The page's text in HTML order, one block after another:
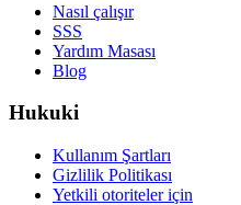
Nasıl çalışır
SSS
Yardım Masası
Blog
Hukuki
Kullanım Şartları
Gizlilik Politikası
Yetkili otoriteler için